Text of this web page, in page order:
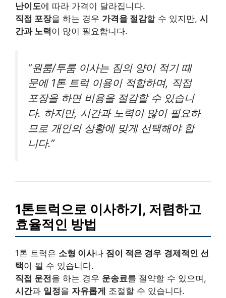
난이도에 따라 가격이 달라집니다.
직접 포장을 하는 경우 가격을 절감할 수 있지만, 시
간과 노력이 많이 필요합니다.
“원룸/투룸 이사는 짐의 양이 적기 때
문에 1톤 트럭 이용이 적합하며, 직접
포장을 하면 비용을 절감할 수 있습니
다. 하지만, 시간과 노력이 많이 필요하
므로 개인의 상황에 맞게 선택해야 합
니다.”
1톤트럭으로 이사하기, 저렴하고
효율적인 방법
1톤 트럭은 소형 이사나 짐이 적은 경우 경제적인 선
택이 될 수 있습니다.
직접 운전을 하는 경우 운송료를 절약할 수 있으며,
시간과 일정을 자유롭게 조절할 수 있습니다.